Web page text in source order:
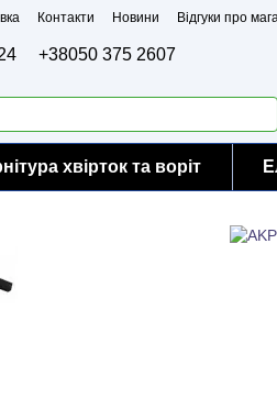
Контакти Новини Відгуки про
+38050 375 2607
хвірток та воріт